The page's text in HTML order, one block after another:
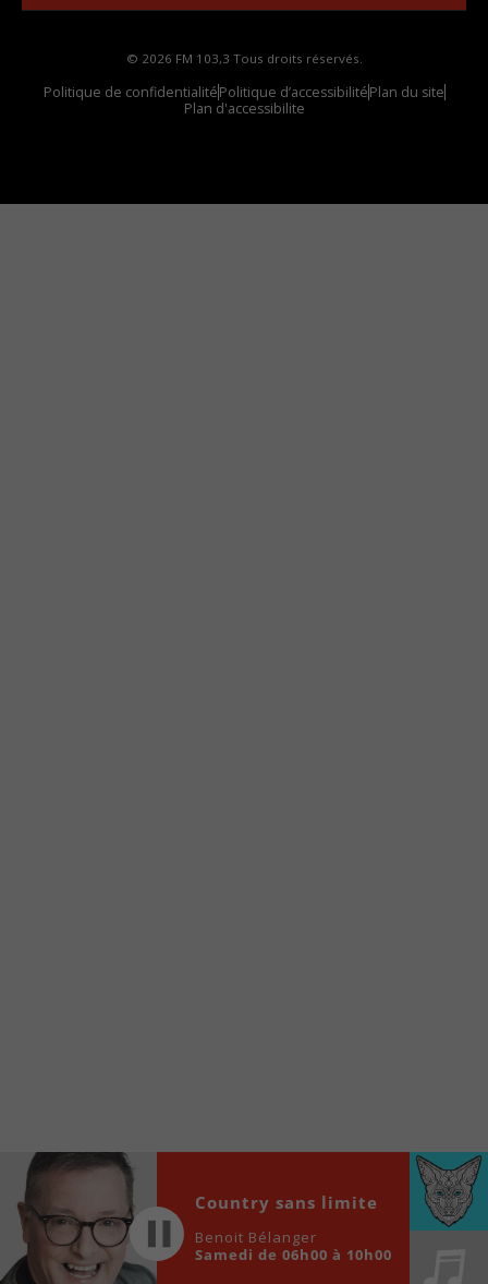
© 2026 FM 103,3 Tous droits réservés.
Politique de confidentialitéPolitique d’accessibilitéPlan du site
Plan d'accessibilite
Audio
00:00
Country sans limite
Benoit Bélanger
Samedi de 06h00 à 10h00